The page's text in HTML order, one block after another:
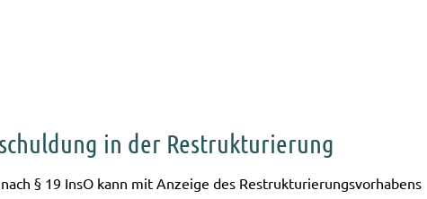
in der Restrukturierung
§ 19 InsO kann mit Anzei­ge des Restruk­tu­rie­rungs­vor­ha­bens